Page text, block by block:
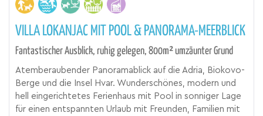
VILLA LOKANJAC MIT POOL & PANORAMA-MEERBLICK
Fantastischer Ausblick, ruhig gelegen, 800m² umzäunter Grund
Atemberaubender Panoramablick auf die Adria, Biokovo-
Berge und die Insel Hvar. Wunderschönes, modern und
hell eingerichtetes Ferienhaus mit Pool in sonniger Lage
für einen entspannten Urlaub mit Freunden, Familien mit